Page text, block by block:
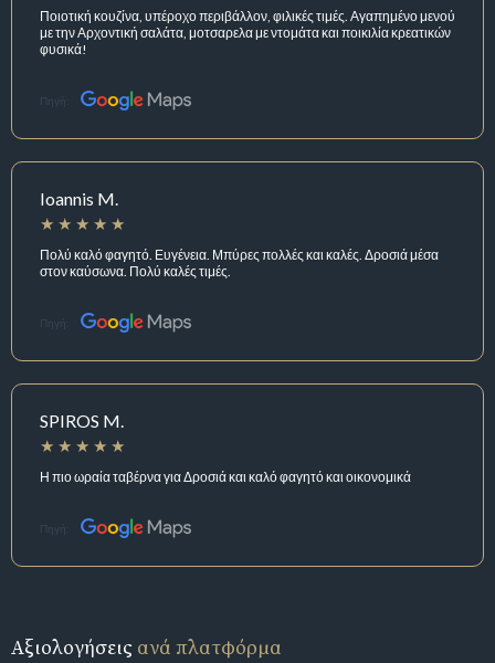
Ποιοτική κουζίνα, υπέροχο περιβάλλον, φιλικές τιμές. Αγαπημένο μενού
με την Αρχοντική σαλάτα, μοτσαρελα με ντομάτα και ποικιλία κρεατικών
φυσικά!
Πηγή:
Ioannis M.
Πολύ καλό φαγητό. Ευγένεια. Μπύρες πολλές και καλές. Δροσιά μέσα
στον καύσωνα. Πολύ καλές τιμές.
Πηγή:
SPIROS M.
Η πιο ωραία ταβέρνα για Δροσιά και καλό φαγητό και οικονομικά
Πηγή:
Αξιολογήσεις ανά πλατφόρμα